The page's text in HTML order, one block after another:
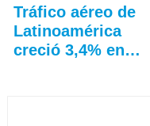
Tráfico aéreo de
Latinoamérica
creció 3,4% en